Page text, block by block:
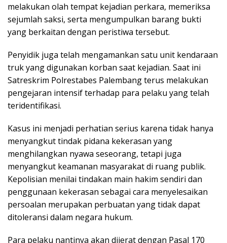
melakukan olah tempat kejadian perkara, memeriksa
sejumlah saksi, serta mengumpulkan barang bukti
yang berkaitan dengan peristiwa tersebut.
Penyidik juga telah mengamankan satu unit kendaraan
truk yang digunakan korban saat kejadian. Saat ini
Satreskrim Polrestabes Palembang terus melakukan
pengejaran intensif terhadap para pelaku yang telah
teridentifikasi.
Kasus ini menjadi perhatian serius karena tidak hanya
menyangkut tindak pidana kekerasan yang
menghilangkan nyawa seseorang, tetapi juga
menyangkut keamanan masyarakat di ruang publik.
Kepolisian menilai tindakan main hakim sendiri dan
penggunaan kekerasan sebagai cara menyelesaikan
persoalan merupakan perbuatan yang tidak dapat
ditoleransi dalam negara hukum.
Para pelaku nantinya akan dijerat dengan Pasal 170